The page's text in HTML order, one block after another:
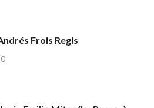
Frois Regis